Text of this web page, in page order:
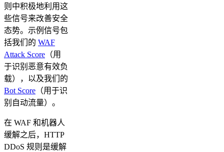
则中积极地利用这
些信号来改善安全
态势。示例信号包
括我们的 WAF
Attack Score （用
于识别恶意有效负
载），以及我们的
Bot Score （用于识
别自动流量）。
在 WAF 和机器人
缓解之后，HTTP
DDoS 规则是缓解